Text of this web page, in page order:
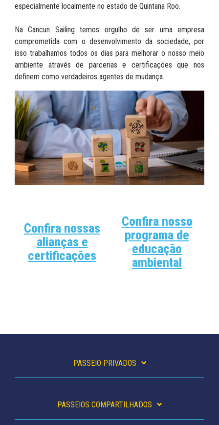
especialmente localmente no estado de Quintana Roo.
Na Cancun Sailing temos orgulho de ser uma empresa
comprometida com o desenvolvimento da sociedade, por
isso trabalhamos todos os dias para melhorar o nosso meio
ambiente através de parcerias e certificações que nos
definem como verdadeiros agentes de mudança.
Confira nossas
alianças e
certificações
Confira nosso
programa de
educação
ambiental
PASSEIO PRIVADOS
PASSEIOS COMPARTILHADOS